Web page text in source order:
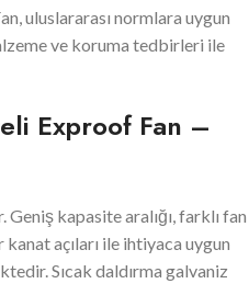
uluslararası normlara uygun
ve koruma tedbirleri ile
Exproof Fan –
Geniş kapasite aralığı, farklı fan
açıları ile ihtiyaca uygun
Sıcak daldırma galvaniz